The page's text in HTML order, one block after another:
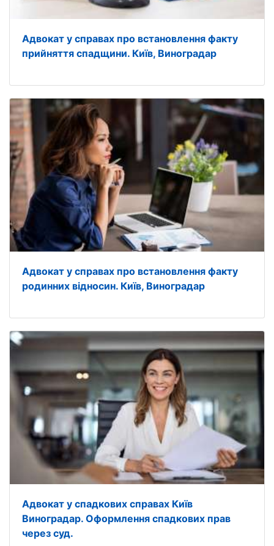
Адвокат у справах про встановлення факту
прийняття спадщини. Київ, Виноградар
Адвокат у справах про встановлення факту
родинних відносин. Київ, Виноградар
Адвокат у спадкових справах Київ
Виноградар. Оформлення спадкових прав
через суд.